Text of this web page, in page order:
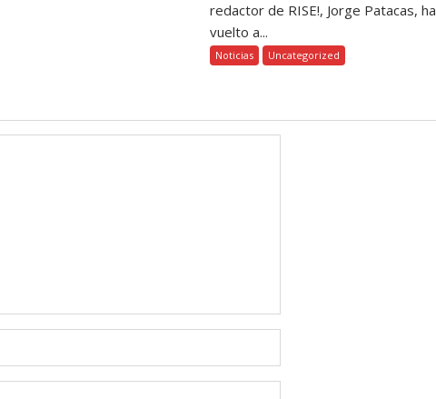
redactor de RISE!, Jorge Patacas, ha
vuelto a...
Noticias Uncategorized